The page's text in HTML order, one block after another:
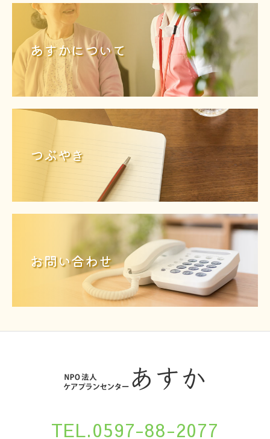
あすかについて
つぶやき
お問い合わせ
TEL.0597-88-2077